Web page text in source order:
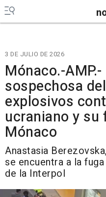
3 DE JULIO DE 2026
Mónaco.-
sospechosa
explosivos
ucraniano y su
Mónaco
Anastasia
se encuentra a la
de la Interpol